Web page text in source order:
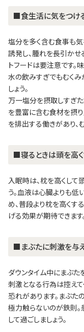
■食生活に気をつけ
塩分を多く含む食事も気
誘発し、腫れを長引かせ
トフードは要注意です。
水の飲みすぎでもむくみ
しょう。
万一塩分を摂取しすぎた
を豊富に含む食材を摂
を排出する働きがあり、
■寝るときは頭を高
入眠時は、枕を高くして
う。血液は心臓よりも低
め、普段より枕を高くす
げる効果が期待できます
■まぶたに刺激を与
ダウンタイム中にまぶた
刺激となる行為は控えて
恐れがあります。まぶた
極力触らないのが鉄則
して過ごしましょう。